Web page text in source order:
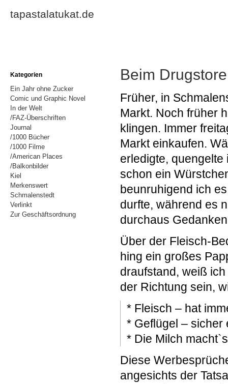
tapastalatukat.de
Beim
Früher, in
Markt. Noch früher
klingen. Immer
Markt einkaufen.
erledigte, quengelte
schon ein
beunruhigend ich
durfte, während es
durchaus
Über der Fleisch-
hing ein großes
draufstand, weiß
der Richtung sein,
* Fleisch – hat
* Geflügel – sicher
* Die Milch macht`s
Diese
angesichts der
Kategorien
Ein Jahr ohne Zucker
Comic und Graphic Novel
In der Welt
/FAZ-Überschriften
Journal
/1000 Bücher
/1000 Filme
/American Places
/Balkonbilder
Kiel
Merkenswert
Schmalenstedt
Verlinkt
Zur Geschäftsordnung